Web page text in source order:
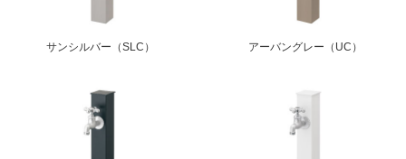
サンシルバー（SLC） アーバングレー（UC）